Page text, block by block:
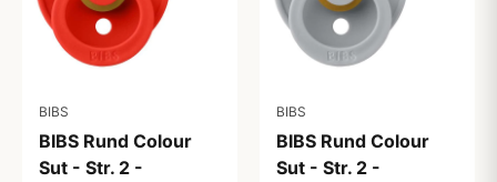
BIBS
BIBS Rund Colour
Sut - Str. 2 -
BIBS
BIBS Rund Colour
Sut - Str. 2 -